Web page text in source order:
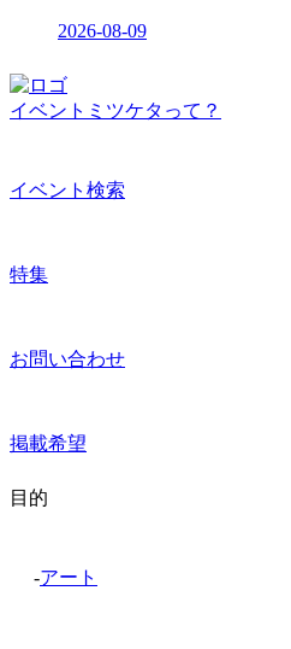
2026-08-09
イベントミツケタって？
イベント検索
特集
お問い合わせ
掲載希望
目的
-アート